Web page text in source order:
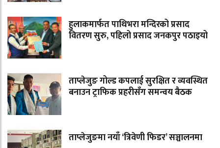
हुलाकमार्फत पाथिभरा मन्दिरको प्रसाद
वितरण सुरु, पहिलो प्रसाद जनकपुर पठाइयो
ताप्लेजुङ गोल्ड कपलाई सुरक्षित र व्यवस्थित
बनाउन ट्राफिक प्रहरीसँग समन्वय बैठक
ताप्लेजुङमा नयाँ ‘त्रिवेणी फिडर’ सञ्चालनमा